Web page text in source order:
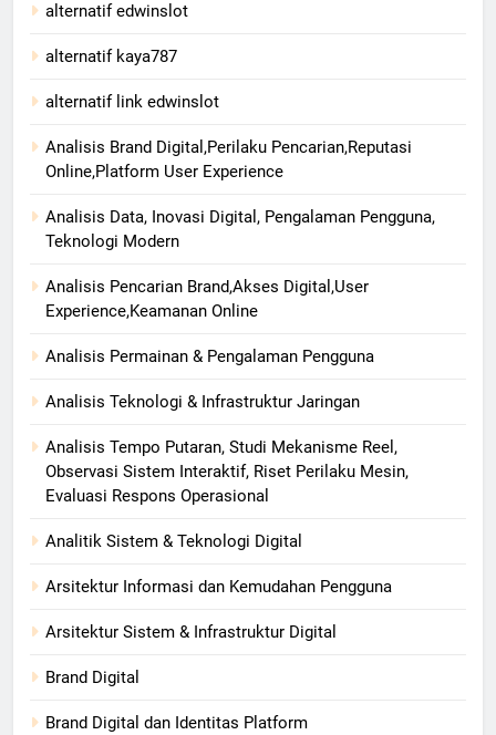
alternatif edwinslot
alternatif kaya787
alternatif link edwinslot
Analisis Brand Digital,Perilaku Pencarian,Reputasi
Online,Platform User Experience
Analisis Data, Inovasi Digital, Pengalaman Pengguna,
Teknologi Modern
Analisis Pencarian Brand,Akses Digital,User
Experience,Keamanan Online
Analisis Permainan & Pengalaman Pengguna
Analisis Teknologi & Infrastruktur Jaringan
Analisis Tempo Putaran, Studi Mekanisme Reel,
Observasi Sistem Interaktif, Riset Perilaku Mesin,
Evaluasi Respons Operasional
Analitik Sistem & Teknologi Digital
Arsitektur Informasi dan Kemudahan Pengguna
Arsitektur Sistem & Infrastruktur Digital
Brand Digital
Brand Digital dan Identitas Platform